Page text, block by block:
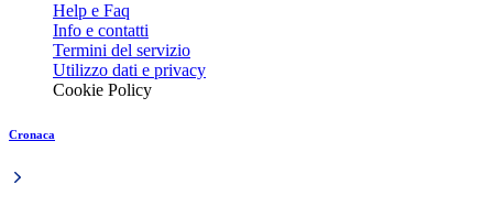
Help e Faq
Info e contatti
Termini del servizio
Utilizzo dati e privacy
Cookie Policy
Cronaca